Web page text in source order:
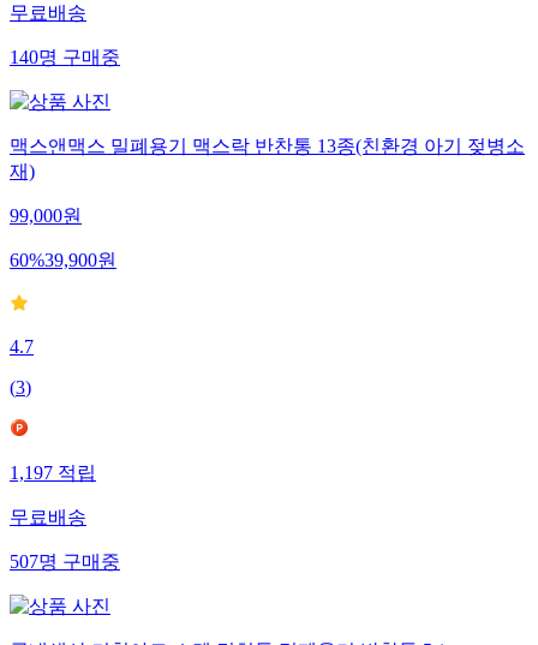
무료배송
140명 구매중
맥스앤맥스 밀폐용기 맥스락 반찬통 13종(친환경 아기 젖병소
재)
99,000원
60%39,900원
4.7
(3)
1,197 적립
무료배송
507명 구매중